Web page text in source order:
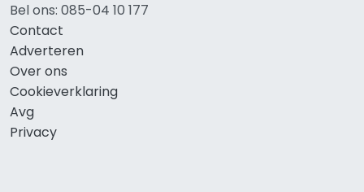
Bel ons: 085-04 10 177
Contact
Adverteren
Over ons
Cookieverklaring
Avg
Privacy